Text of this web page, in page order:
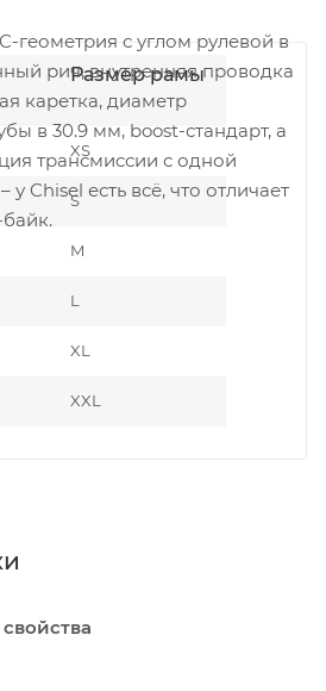
геометрия с углом рулевой в
рич, внутренняя проводка
каретка, диаметр
в 30.9 мм, boost-стандарт, а
трансмиссии с одной
у Chisel есть всё, что отличает
Размер рамы
XS
S
M
L
XL
XXL